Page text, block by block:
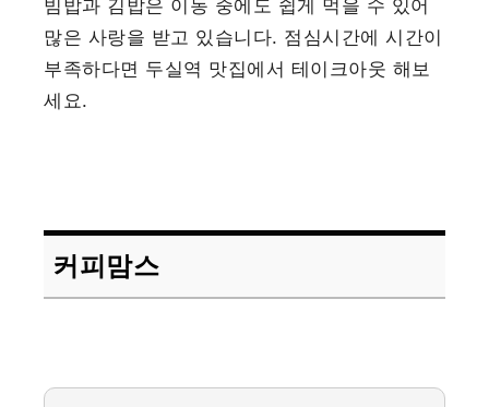
빔밥과 김밥은 이동 중에도 쉽게 먹을 수 있어
많은 사랑을 받고 있습니다. 점심시간에 시간이
부족하다면 두실역 맛집에서 테이크아웃 해보
세요.
커피맘스